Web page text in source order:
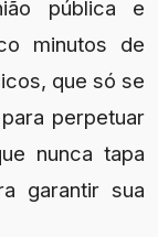
pública e
minutos de
que só se
perpetuar
nunca tapa
garantir sua